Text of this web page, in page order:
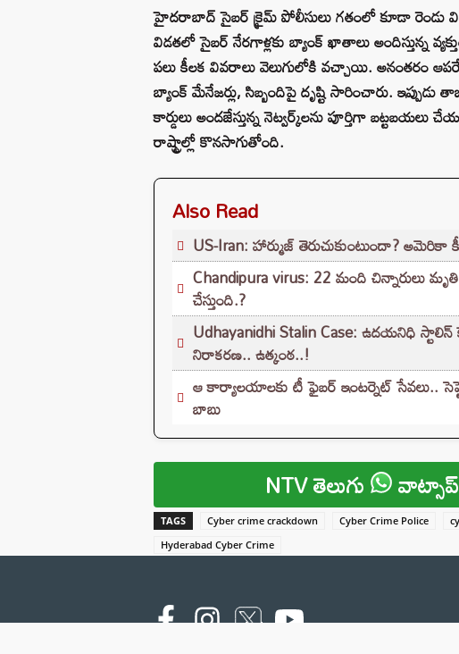
హైదరాబాద్ సైబర్ క్రైమ్ పోలీసులు గతంలో కూడా రెండు
విడతలో సైబర్ నేరగాళ్లకు బ్యాంక్ ఖాతాలు అందిస్తున్న
పలు కీలక వివరాలు వెలుగులోకి వచ్చాయి. అనంతరం
బ్యాంక్ మేనేజర్లు, సిబ్బందిపై దృష్టి సారించారు.
కార్డులు అందజేస్తున్న నెట్వర్క్‌లను పూర్తిగా
రాష్ట్రాల్లో కొనసాగుతోంది.
Also Read
US-Iran: హార్ముజ్ తెరుచుకుంటుందా? అమెరికా
Chandipura virus: 22 మంది చిన్నారులు
చేస్తుంది.?
Udhayanidhi Stalin Case: ఉదయనిధి
నిరాకరణ.. ఉత్కంఠ..!
ఆ కార్యాలయాలకు టీ ఫైబర్ ఇంటర్నెట్ సేవలు..
బాబు
NTV తెలుగు
TAGS Cyber crime crackdown Cyber Crime Police
Hyderabad Cyber Crime